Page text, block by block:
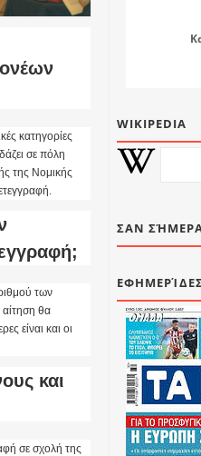
κατηγορίες
σε πόλη
της Νομικής
των
θα
είναι και οι
και
σε σχολή της
WIKIPEDIA
ΣΑΝ